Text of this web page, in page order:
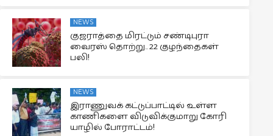
NEWS
குஜராத்தை மிரட்டும் சண்டிபுரா
வைரஸ் தொற்று.. 22 குழந்தைகள்
பலி!
NEWS
இராணுவக் கட்டுப்பாட்டில் உள்ள
காணிகளை விடுவிக்குமாறு கோரி
யாழில் போராட்டம்!